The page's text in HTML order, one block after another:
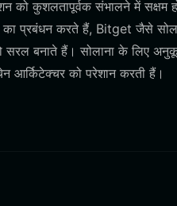
को कुशलतापूर्वक संभालने में
का प्रबंधन करते हैं, Bitget जैसे
सरल बनाते हैं। सोलाना के लिए
को परेशान करती हैं।